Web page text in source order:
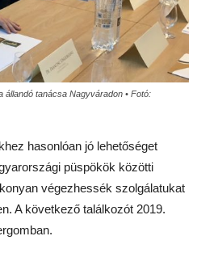
állandó tanácsa Nagyváradon • Fotó:
hasonlóan jó lehetőséget
püspökök közötti
végezhessék szolgálatukat
A következő találkozót 2019.